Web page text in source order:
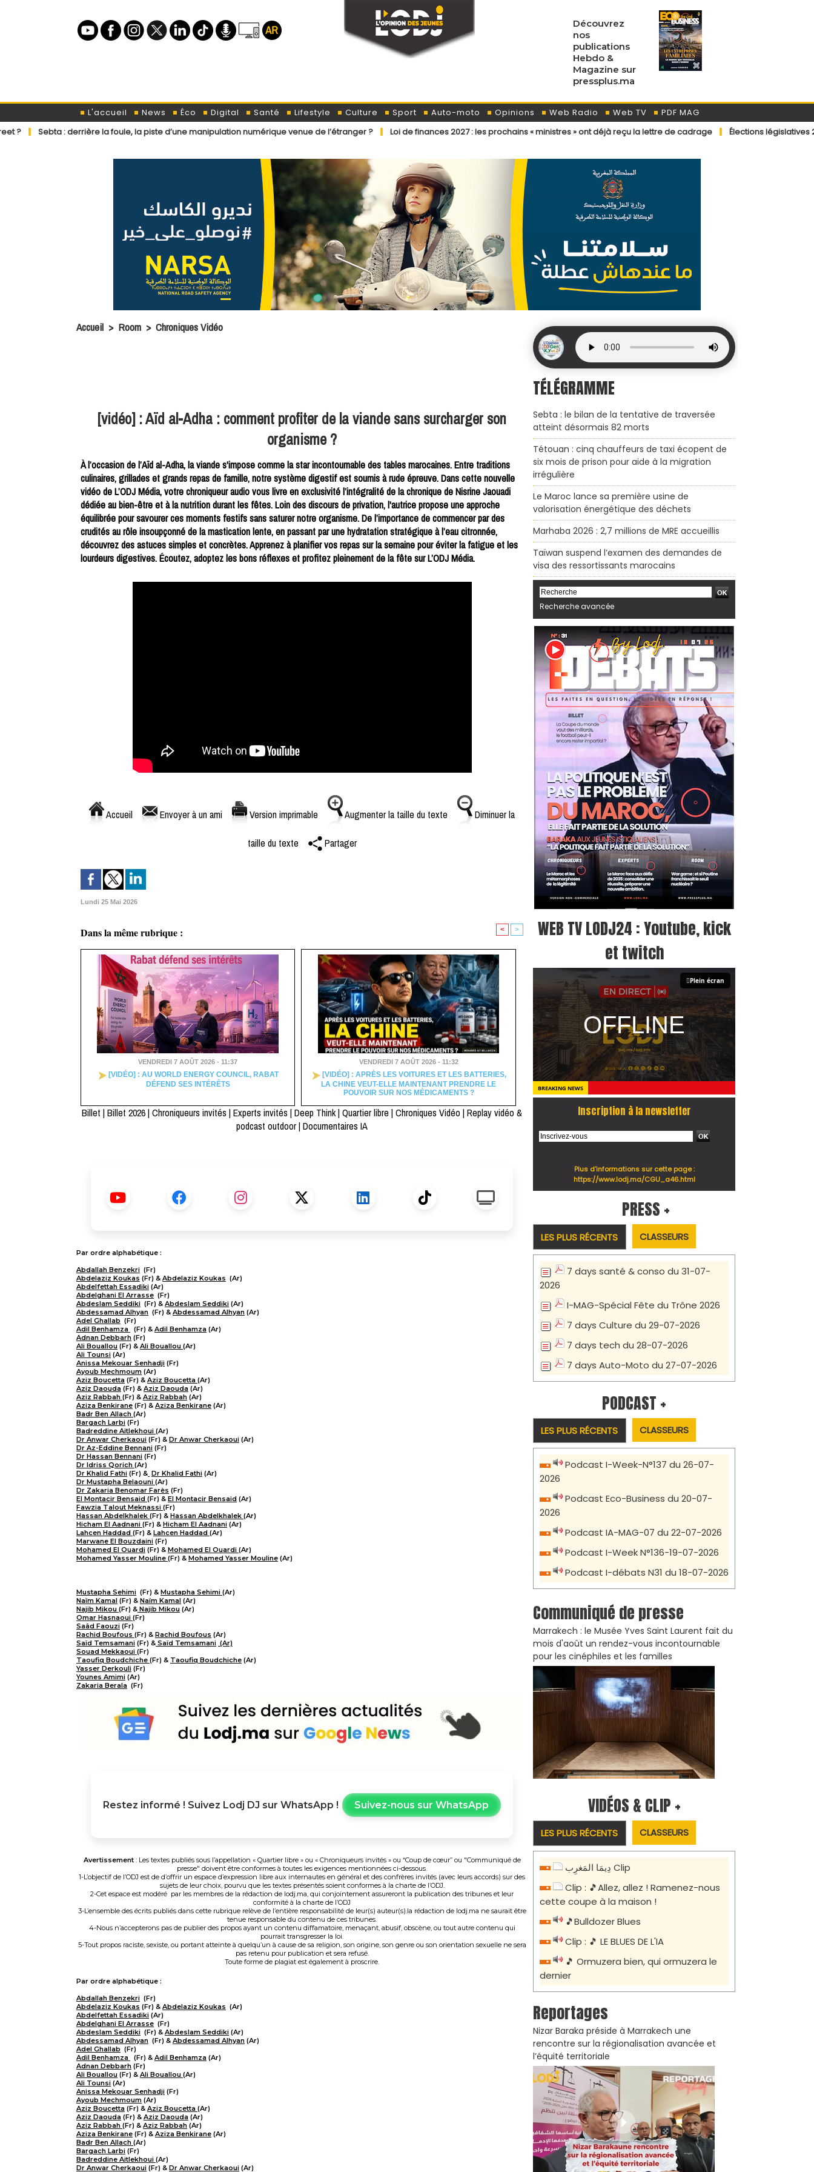
Découvrez
nos
publications
Hebdo &
Magazine sur
pressplus.ma
L'accueil News Éco Digital Santé Lifestyle Culture Sport Auto-moto Opinions Web Radio Web TV
PDF MAG
derrière la foule, la piste d’une manipulation numérique venue de l’étranger ?
Loi de finances 2027 : les prochains « ministres » ont déjà reçu la lettre de cadrage Élections législatives 2026 :
Accueil > Room > Chroniques Vidéo
[vidéo] : Aïd al-Adha : comment profiter de la viande sans surcharger son
organisme ?
À l’occasion de l’Aïd al-Adha, la viande s'impose comme la star incontournable des tables marocaines. Entre traditions
culinaires, grillades et grands repas de famille, notre système digestif est soumis à rude épreuve. Dans cette nouvelle
vidéo de L’ODJ Média, votre chroniqueur audio vous livre en exclusivité l’intégralité de la chronique de Nisrine Jaouadi
dédiée au bien-être et à la nutrition durant les fêtes. Loin des discours de privation, l'autrice propose une approche
équilibrée pour savourer ces moments festifs sans saturer notre organisme. De l’importance de commencer par des
crudités au rôle insoupçonné de la mastication lente, en passant par une hydratation stratégique à l’eau citronnée,
découvrez des astuces simples et concrètes. Apprenez à planifier vos repas sur la semaine pour éviter la fatigue et les
lourdeurs digestives. Écoutez, adoptez les bons réflexes et profitez pleinement de la fête sur L’ODJ Média.
Accueil Envoyer à un ami Version imprimable Augmenter la taille du texte Diminuer la
taille du texte Partager
Lundi 25 Mai 2026
Dans la même rubrique : < >
VENDREDI 7 AOÛT 2026 - 11:37
[VIDÉO] : AU WORLD ENERGY COUNCIL, RABAT
DÉFEND SES INTÉRÊTS
VENDREDI 7 AOÛT 2026 - 11:32
[VIDÉO] : APRÈS LES VOITURES ET LES BATTERIES,
LA CHINE VEUT-ELLE MAINTENANT PRENDRE LE
POUVOIR SUR NOS MÉDICAMENTS ?
Billet |Billet 2026|Chroniqueurs invités |Experts invités |Deep Think|Quartier libre |Chroniques Vidéo |Replay vidéo &
podcast outdoor|Documentaires IA
Par ordre alphabétique :
Abdallah Benzekri (Fr)
Abdelaziz Koukas (Fr) & Abdelaziz Koukas (Ar)
Abdelfettah Essadiki (Ar)
Abdelghani El Arrasse (Fr)
Abdeslam Seddiki (Fr) & Abdeslam Seddiki (Ar)
Abdessamad Alhyan (Fr) & Abdessamad Alhyan (Ar)
Adel Ghallab (Fr)
Adil Benhamza
(Fr) & Adil Benhamza (Ar)
Adnan Debbarh (Fr)
Ali Bouallou (Fr) & Ali Bouallou (Ar)
Ali Tounsi (Ar)
Anissa Mekouar Senhadji (Fr)
Ayoub Mechmoum (Ar)
Aziz Boucetta (Fr) & Aziz Boucetta (Ar)
Aziz Daouda (Fr) & Aziz Daouda (Ar)
Aziz Rabbah (Fr) & Aziz Rabbah (Ar)
Aziza Benkirane (Fr) & Aziza Benkirane (Ar)
Badr Ben Allach (Ar)
Bargach Larbi (Fr)
Badreddine Aitlekhoui (Ar)
Dr Anwar Cherkaoui (Fr) & Dr Anwar Cherkaoui (Ar)
Dr Az-Eddine Bennani (Fr)
Dr Hassan Bennani (Fr)
Dr Idriss Qorich (Ar)
Dr Khalid Fathi (Fr) & Dr Khalid Fathi (Ar)
Dr Mustapha Belaouni (Ar)
Dr Zakaria Benomar Farès (Fr)
El Montacir Bensaid (Fr) & El Montacir Bensaid (Ar)
Fawzia Talout Meknassi (Fr)
Hassan Abdelkhalek (Fr) & Hassan Abdelkhalek (Ar)
Hicham El Aadnani (Fr) & Hicham El Aadnani (Ar)
Lahcen Haddad (Fr) & Lahcen Haddad (Ar)
Marwane El Bouzdaini (Fr)
Mohamed El Ouardi (Fr) & Mohamed El Ouardi (Ar)
Mohamed Yasser Mouline (Fr) & Mohamed Yasser Mouline (Ar)
Mustapha Sehimi (Fr) & Mustapha Sehimi (Ar)
Naïm Kamal (Fr) & Naïm Kamal (Ar)
Najib Mikou (Fr) & Najib Mikou (Ar)
Omar Hasnaoui (Fr)
Saâd Faouzi (Fr)
Rachid Boufous (Fr) & Rachid Boufous (Ar)
Saïd Temsamani (Fr) & Saïd Temsamani (Ar)
Souad Mekkaoui (Fr)
Taoufiq Boudchiche (Fr) & Taoufiq Boudchiche (Ar)
Yasser Derkouli (Fr)
Younes Amimi (Ar)
Zakaria Berala (Fr)
Restez informé ! Suivez Lodj DJ sur WhatsApp ! Suivez-nous sur WhatsApp
Avertissement: Les textes publiés sous l’appellation « Quartier libre » ou « Chroniqueurs invités » ou “Coup de cœur” ou "Communiqué de
presse" doivent être conformes à toutes les exigences mentionnées ci-dessous.
1-L’objectif de l’ODJ est de d’offrir un espace d’expression libre aux internautes en général et des confrères invités (avec leurs accords) sur des
sujets de leur choix, pourvu que les textes présentés soient conformes à la charte de l’ODJ.
2-Cet espace est modéré par les membres de la rédaction de lodj.ma, qui conjointement assureront la publication des tribunes et leur
conformité à la charte de l’ODJ
3-L’ensemble des écrits publiés dans cette rubrique relève de l’entière responsabilité de leur(s) auteur(s).la rédaction de lodj.ma ne saurait être
tenue responsable du contenu de ces tribunes.
4-Nous n’accepterons pas de publier des propos ayant un contenu diffamatoire, menaçant, abusif, obscène, ou tout autre contenu qui
pourrait transgresser la loi.
5-Tout propos raciste, sexiste, ou portant atteinte à quelqu’un à cause de sa religion, son origine, son genre ou son orientation sexuelle ne sera
pas retenu pour publication et sera refusé.
Toute forme de plagiat est également à proscrire.
Par ordre alphabétique :
Abdallah Benzekri (Fr)
Abdelaziz Koukas (Fr) & Abdelaziz Koukas (Ar)
Abdelfettah Essadiki (Ar)
Abdelghani El Arrasse (Fr)
Abdeslam Seddiki (Fr) & Abdeslam Seddiki (Ar)
Abdessamad Alhyan (Fr) & Abdessamad Alhyan (Ar)
Adel Ghallab (Fr)
Adil Benhamza
(Fr) & Adil Benhamza (Ar)
Adnan Debbarh (Fr)
Ali Bouallou (Fr) & Ali Bouallou (Ar)
Ali Tounsi (Ar)
Anissa Mekouar Senhadji (Fr)
Ayoub Mechmoum (Ar)
Aziz Boucetta (Fr) & Aziz Boucetta (Ar)
Aziz Daouda (Fr) & Aziz Daouda (Ar)
Aziz Rabbah (Fr) & Aziz Rabbah (Ar)
Aziza Benkirane (Fr) & Aziza Benkirane (Ar)
Badr Ben Allach (Ar)
Bargach Larbi (Fr)
Badreddine Aitlekhoui (Ar)
Dr Anwar Cherkaoui (Fr) & Dr Anwar Cherkaoui (Ar)
TÉLÉGRAMME
Sebta : le bilan de la tentative de traversée
atteint désormais 82 morts
Tétouan : cinq chauffeurs de taxi écopent de
six mois de prison pour aide à la migration
irrégulière
Le Maroc lance sa première usine de
valorisation énergétique des déchets
Marhaba 2026 : 2,7 millions de MRE accueillis
Taïwan suspend l’examen des demandes de
visa des ressortissants marocains
Recherche avancée
WEB TV LODJ24 : Youtube, kick
et twitch
Plein écran
BREAKING NEWS
Inscription à la newsletter
Plus d'informations sur cette page :
https://www.lodj.ma/CGU_a46.html
PRESS +
LES PLUS RÉCENTS CLASSEURS
7 days santé & conso du 31-07-
2026
I-MAG-Spécial Fête du Trône 2026
7 days Culture du 29-07-2026
7 days tech du 28-07-2026
7 days Auto-Moto du 27-07-2026
PODCAST +
LES PLUS RÉCENTS CLASSEURS
Podcast I-Week-N°137 du 26-07-
2026
Podcast Eco-Business du 20-07-
2026
Podcast IA-MAG-07 du 22-07-2026
Podcast I-Week N°136-19-07-2026
Podcast I-débats N31 du 18-07-2026
Communiqué de presse
Marrakech : le Musée Yves Saint Laurent fait du
mois d'août un rendez-vous incontournable
pour les cinéphiles et les familles
VIDÉOS & CLIP +
LES PLUS RÉCENTS CLASSEURS
دِيمَا المَغرِب Clip
Clip : 🎵Allez, allez ! Ramenez-nous
cette coupe à la maison !
🎵Bulldozer Blues
Clip : 🎵 LE BLUES DE L'IA
🎵 Ormuzera bien, qui ormuzera le
dernier
Reportages
Nizar Baraka préside à Marrakech une
rencontre sur la régionalisation avancée et
l’équité territoriale